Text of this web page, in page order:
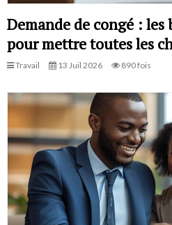
Demande de congé :
pour mettre toutes les
Travail 13 Juil 2026 890 fois